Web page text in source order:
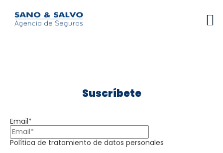
Suscríbete
Email*
Política de tratamiento de datos personales